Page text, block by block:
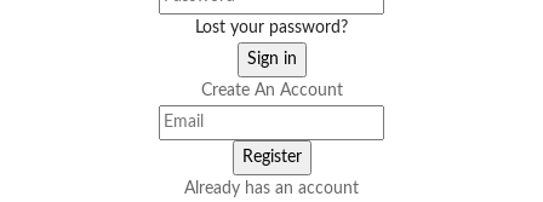
Lost your password?
Create An Account
Already has an account